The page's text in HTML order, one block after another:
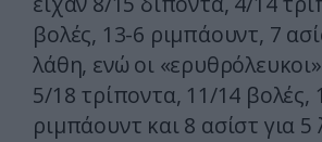
βολές, 13-6 ριμπάουντ, 7
λάθη, ενώ οι
5/18 τρίποντα, 11/14 βολές,
ριμπάουντ και 8 ασίστ για 5